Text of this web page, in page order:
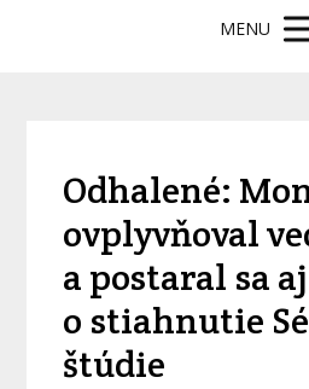
MENU
Odhalené:
ovplyvňoval
a postaral sa aj
o stiahnutie
štúdie